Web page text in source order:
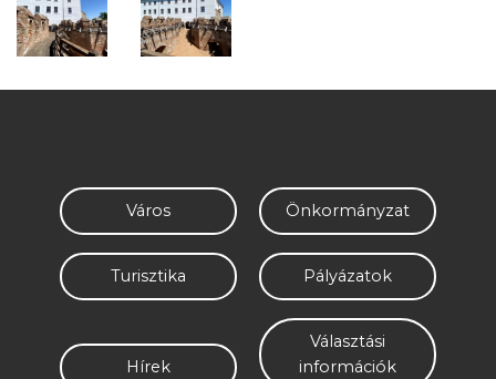
Város Önkormányzat
Turisztika Pályázatok
Hírek
Választási
információk